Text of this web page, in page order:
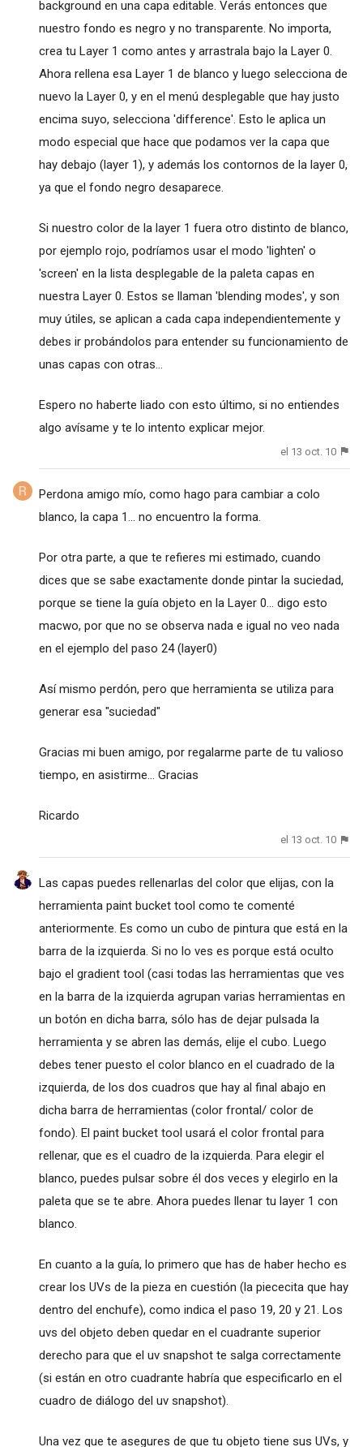
background en una capa editable. Verás entonces que
nuestro fondo es negro y no transparente. No importa,
crea tu Layer 1 como antes y arrastrala bajo la Layer 0.
Ahora rellena esa Layer 1 de blanco y luego selecciona de
nuevo la Layer 0, y en el menú desplegable que hay justo
encima suyo, selecciona 'difference'. Esto le aplica un
modo especial que hace que podamos ver la capa que
hay debajo (layer 1), y además los contornos de la layer 0,
ya que el fondo negro desaparece.
Si nuestro color de la layer 1 fuera otro distinto de blanco,
por ejemplo rojo, podríamos usar el modo 'lighten' o
'screen' en la lista desplegable de la paleta capas en
nuestra Layer 0. Estos se llaman 'blending modes', y son
muy útiles, se aplican a cada capa independientemente y
debes ir probándolos para entender su funcionamiento de
unas capas con otras...
Espero no haberte liado con esto último, si no entiendes
algo avísame y te lo intento explicar mejor.
el 13 oct. 10
Perdona amigo mío, como hago para cambiar a colo
blanco, la capa 1... no encuentro la forma.
Por otra parte, a que te refieres mi estimado, cuando
dices que se sabe exactamente donde pintar la suciedad,
porque se tiene la guía objeto en la Layer 0... digo esto
macwo, por que no se observa nada e igual no veo nada
en el ejemplo del paso 24 (layer0)
Así mismo perdón, pero que herramienta se utiliza para
generar esa "suciedad"
Gracias mi buen amigo, por regalarme parte de tu valioso
tiempo, en asistirme... Gracias
Ricardo
el 13 oct. 10
Las capas puedes rellenarlas del color que elijas, con la
herramienta paint bucket tool como te comenté
anteriormente. Es como un cubo de pintura que está en la
barra de la izquierda. Si no lo ves es porque está oculto
bajo el gradient tool (casi todas las herramientas que ves
en la barra de la izquierda agrupan varias herramientas en
un botón en dicha barra, sólo has de dejar pulsada la
herramienta y se abren las demás, elije el cubo. Luego
debes tener puesto el color blanco en el cuadrado de la
izquierda, de los dos cuadros que hay al final abajo en
dicha barra de herramientas (color frontal/ color de
fondo). El paint bucket tool usará el color frontal para
rellenar, que es el cuadro de la izquierda. Para elegir el
blanco, puedes pulsar sobre él dos veces y elegirlo en la
paleta que se te abre. Ahora puedes llenar tu layer 1 con
blanco.
En cuanto a la guía, lo primero que has de haber hecho es
crear los UVs de la pieza en cuestión (la piececita que hay
dentro del enchufe), como indica el paso 19, 20 y 21. Los
uvs del objeto deben quedar en el cuadrante superior
derecho para que el uv snapshot te salga correctamente
(si están en otro cuadrante habría que especificarlo en el
cuadro de diálogo del uv snapshot).
Una vez que te asegures de que tu objeto tiene sus UVs, y